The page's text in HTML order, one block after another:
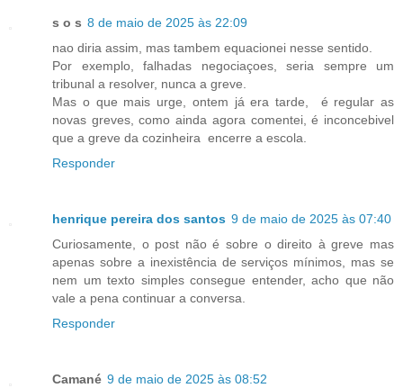
s o s 8 de maio de 2025 às 22:09
nao diria assim, mas tambem equacionei nesse sentido.
Por exemplo, falhadas negociaçoes, seria sempre um
tribunal a resolver, nunca a greve.
Mas o que mais urge, ontem já era tarde, é regular as
novas greves, como ainda agora comentei, é inconcebivel
que a greve da cozinheira encerre a escola.
Responder
henrique pereira dos santos 9 de maio de 2025 às 07:40
Curiosamente, o post não é sobre o direito à greve mas
apenas sobre a inexistência de serviços mínimos, mas se
nem um texto simples consegue entender, acho que não
vale a pena continuar a conversa.
Responder
Camané 9 de maio de 2025 às 08:52